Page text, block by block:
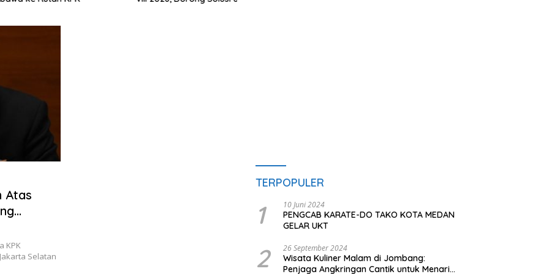
Atas
KPK
Selatan
TERPOPULER
1 10 Juni 2024
PENGCAB KARATE-DO TAKO KOTA MEDAN
GELAR UKT
2 26 September 2024
Wisata Kuliner Malam di Jombang:
Penjaga Angkringan Cantik untuk Menarik